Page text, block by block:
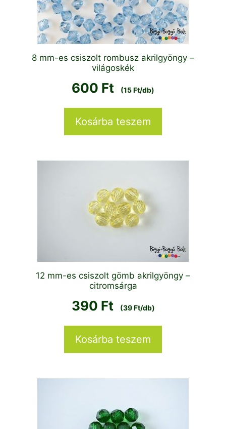
8 mm-es csiszolt rombusz akrilgyöngy –
világoskék
600 Ft (15 Ft/db)
Kosárba teszem
12 mm-es csiszolt gömb akrilgyöngy –
citromsárga
390 Ft (39 Ft/db)
Kosárba teszem